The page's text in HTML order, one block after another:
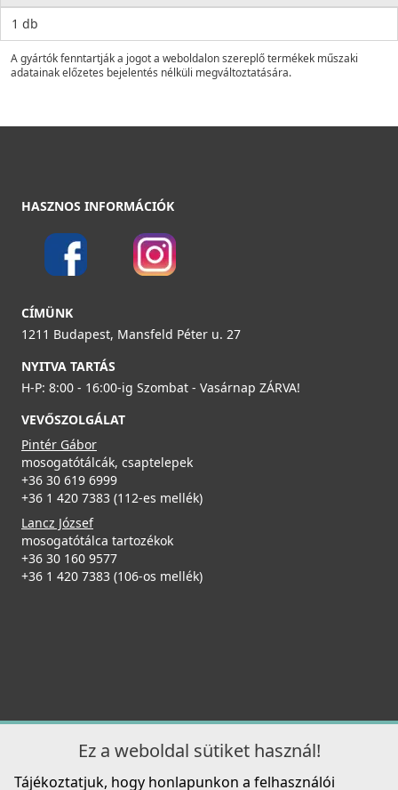
1 db
A gyártók fenntartják a jogot a weboldalon szereplő termékek műszaki
adatainak előzetes bejelentés nélküli megváltoztatására.
HASZNOS INFORMÁCIÓK
CÍMÜNK
1211 Budapest, Mansfeld Péter u. 27
NYITVA TARTÁS
H-P: 8:00 - 16:00-ig Szombat - Vasárnap ZÁRVA!
VEVŐSZOLGÁLAT
Pintér Gábor
mosogatótálcák, csaptelepek
+36 30 619 6999
+36 1 420 7383 (112-es mellék)
Lancz József
mosogatótálca tartozékok
+36 30 160 9577
+36 1 420 7383 (106-os mellék)
Ez a weboldal sütiket használ!
Tájékoztatjuk, hogy honlapunkon a felhasználói